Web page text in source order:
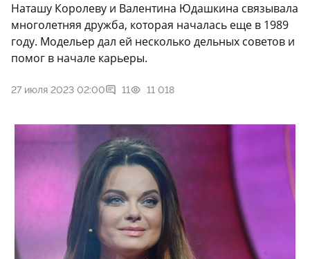
Наташу Королеву и Валентина Юдашкина связывала
многолетняя дружба, которая началась еще в 1989
году. Модельер дал ей несколько дельных советов и
помог в начале карьеры.
27 июля 2023 02:00 11 11 018